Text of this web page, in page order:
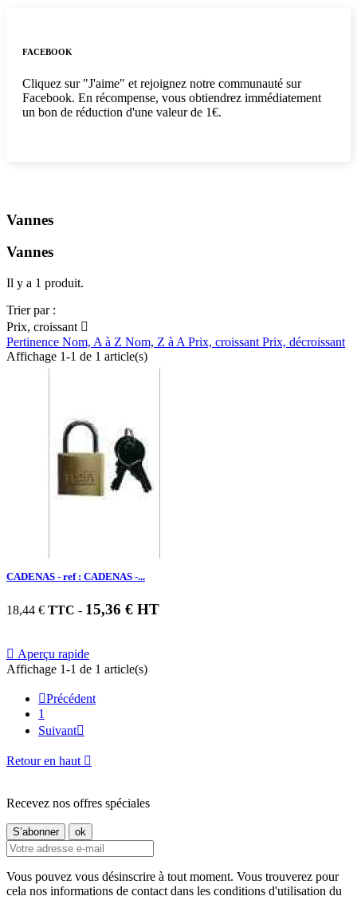
FACEBOOK
Cliquez sur "J'aime" et rejoignez notre communauté sur
Facebook. En récompense, vous obtiendrez immédiatement
un bon de réduction d'une valeur de 1€.
Vannes
Vannes
Il y a 1 produit.
Trier par :
Prix, croissant 
Pertinence Nom, A à Z Nom, Z à A Prix, croissant Prix, décroissant
Affichage 1-1 de 1 article(s)
CADENAS - ref : CADENAS -...
18,44 € TTC - 15,36 € HT
 Aperçu rapide
Affichage 1-1 de 1 article(s)
Précédent
1
Suivant
Retour en haut 
Recevez nos offres spéciales
Vous pouvez vous désinscrire à tout moment. Vous trouverez pour
cela nos informations de contact dans les conditions d'utilisation du